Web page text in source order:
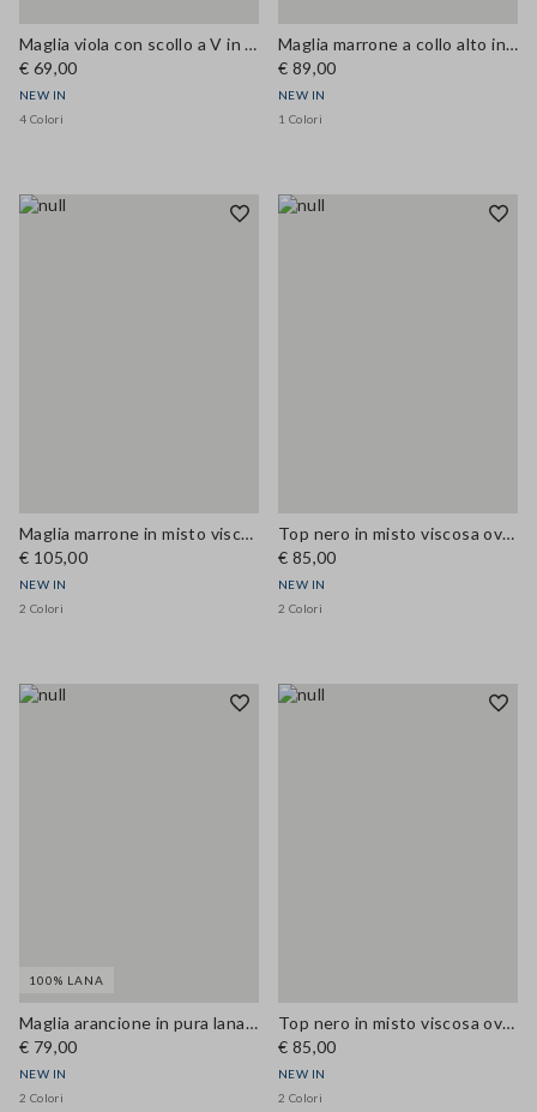
Maglia viola con scollo a V in misto lana e cashmere regular fit
€ 69,00
NEW IN
4 Colori
Maglia marrone a collo alto in misto cotone e viscosa
€ 89,00
NEW IN
1 Colori
Maglia marrone in misto viscosa a girocollo con bottoni regular fit
€ 105,00
NEW IN
2 Colori
Top nero in misto viscosa over fit
€ 85,00
NEW IN
2 Colori
100% LANA
Maglia arancione in pura lana regular fit
€ 79,00
NEW IN
2 Colori
Top nero in misto viscosa over fit
€ 85,00
NEW IN
2 Colori